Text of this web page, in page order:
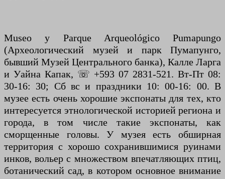
Museo y Parque Arqueológico Pumapungo
(Археологический музей и парк Пумапунго,
бывший Музей Центрального банка), Калле Ларга
и Уайна Капак, ☏ +593 07 2831-521. Вт-Пт 08:
30-16: 30; Сб вс и праздники 10: 00-16: 00. В
музее есть очень хорошие экспонаты для тех, кто
интересуется этнологической историей региона и
города, в том числе такие экспонаты, как
сморщенные головы. У музея есть обширная
территория с хорошо сохранившимися руинами
инков, вольер с множеством впечатляющих птиц,
ботанический сад, в котором основное внимание